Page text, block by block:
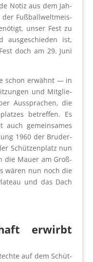
Notiz aus dem Jah­
der Fuß­ball­welt­meis­
unser Fest zu
aus­ge­schie­den ist,
doch am 29. Juni
schon erwähnt — in
und Mit­glie­
Aus­spra­chen, die
betref­fen. Es
gemein­sa­mes
1960 der Bru­der­
Schüt­zen­platz nun
die Mau­er am Groß­
wären nun noch die
und das Dach
erwirbt
auf dem Schüt­